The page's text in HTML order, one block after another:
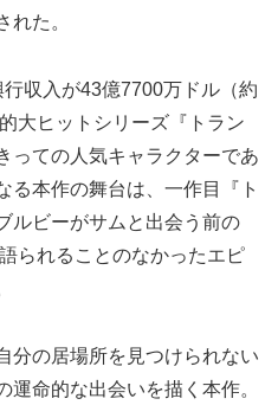
れた。
収入が43億7700万ドル（約
大ヒットシリーズ『トラン
っての人気キャラクターであ
る本作の舞台は、一作目『ト
ルビーがサムと出会う前の
られることのなかったエピ
分の居場所を見つけられない
命的な出会いを描く本作。